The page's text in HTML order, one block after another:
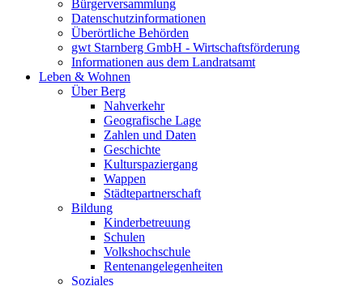
Bürgerversammlung
Datenschutzinformationen
Überörtliche Behörden
gwt Starnberg GmbH - Wirtschaftsförderung
Informationen aus dem Landratsamt
Leben & Wohnen
Über Berg
Nahverkehr
Geografische Lage
Zahlen und Daten
Geschichte
Kulturspaziergang
Wappen
Städtepartnerschaft
Bildung
Kinderbetreuung
Schulen
Volkshochschule
Rentenangelegenheiten
Soziales